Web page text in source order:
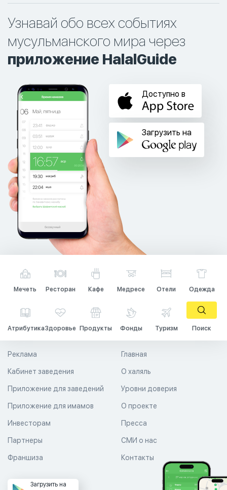
Узнавай обо всех событиях
мусульманского мира через
приложение HalalGuide
Доступно в
Загрузить на
Мечеть Ресторан Кафе Медресе Отели Одежда
АтрибутикаЗдоровье Продукты Фонды Туризм Поиск
Главная
О халяль
Уровни доверия
Реклама
Кабинет заведения
Приложение для заведений
Приложение для имамов О проекте
Пресса
СМИ о нас
Контакты
Инвесторам
Партнеры
Франшиза
Загрузить на